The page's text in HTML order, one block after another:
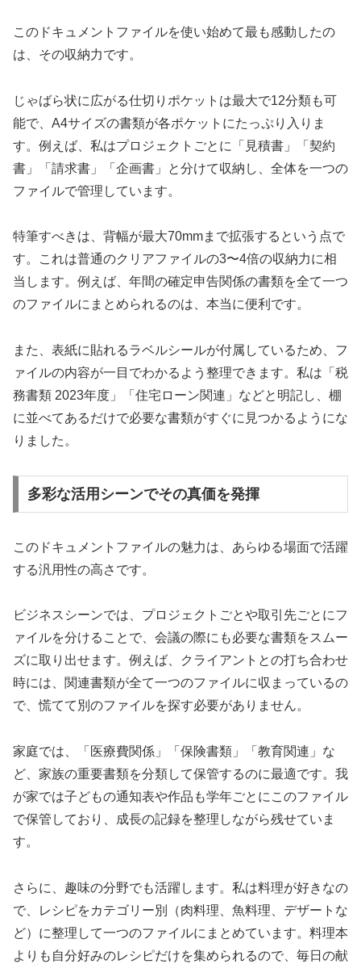
このドキュメントファイルを使い始めて最も感動したの
は、その収納力です。
じゃばら状に広がる仕切りポケットは最大で12分類も可
能で、A4サイズの書類が各ポケットにたっぷり入りま
す。例えば、私はプロジェクトごとに「見積書」「契約
書」「請求書」「企画書」と分けて収納し、全体を一つの
ファイルで管理しています。
特筆すべきは、背幅が最大70mmまで拡張するという点で
す。これは普通のクリアファイルの3〜4倍の収納力に相
当します。例えば、年間の確定申告関係の書類を全て一つ
のファイルにまとめられるのは、本当に便利です。
また、表紙に貼れるラベルシールが付属しているため、フ
ァイルの内容が一目でわかるよう整理できます。私は「税
務書類 2023年度」「住宅ローン関連」などと明記し、棚
に並べてあるだけで必要な書類がすぐに見つかるようにな
りました。
多彩な活用シーンでその真価を発揮
このドキュメントファイルの魅力は、あらゆる場面で活躍
する汎用性の高さです。
ビジネスシーンでは、プロジェクトごとや取引先ごとにフ
ァイルを分けることで、会議の際にも必要な書類をスムー
ズに取り出せます。例えば、クライアントとの打ち合わせ
時には、関連書類が全て一つのファイルに収まっているの
で、慌てて別のファイルを探す必要がありません。
家庭では、「医療費関係」「保険書類」「教育関連」な
ど、家族の重要書類を分類して保管するのに最適です。我
が家では子どもの通知表や作品も学年ごとにこのファイル
で保管しており、成長の記録を整理しながら残せていま
す。
さらに、趣味の分野でも活躍します。私は料理が好きなの
で、レシピをカテゴリー別（肉料理、魚料理、デザートな
ど）に整理して一つのファイルにまとめています。料理本
よりも自分好みのレシピだけを集められるので、毎日の献